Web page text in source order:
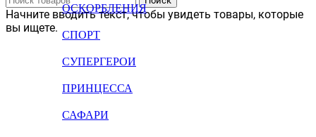
ОСКОРБЛЕНИЯ
СПОРТ
СУПЕРГЕРОИ
ПРИНЦЕССА
САФАРИ
Начните вводить текст, чтобы увидеть товары, которые
вы ищете.